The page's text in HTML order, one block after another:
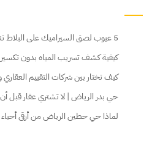
5 عيوب لصق السيراميك على البلاط تندم عليها لاحقاً
كيفية كشف تسريب المياه بدون تكسير |
كيف تختار بين شركات التقييم
حي بدر الرياض | لا تشتري عقار قبل أن
لماذا حي حطين الرياض من أرقى